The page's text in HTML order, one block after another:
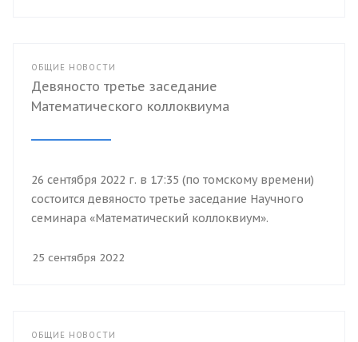
ОБЩИЕ НОВОСТИ
Девяносто третье заседание
Математического коллоквиума
26 сентября 2022 г. в 17:35 (по томскому времени)
состоится девяносто третье заседание Научного
семинара «Математический коллоквиум».
25 сентября 2022
ОБЩИЕ НОВОСТИ